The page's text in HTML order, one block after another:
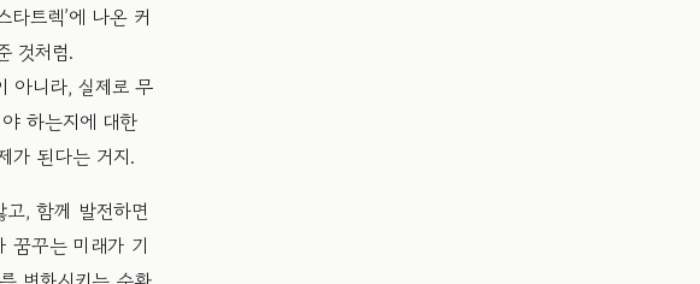
트렉’에 나온 커
것처럼.
아니라, 실제로 무
하는지에 대한
가 된다는 거지.
, 함께 발전하면
꿈꾸는 미래가 기